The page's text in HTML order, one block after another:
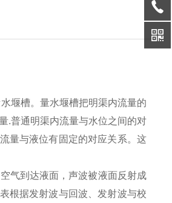
堰槽。量水堰槽把明渠内流量的
.普通明渠内流量与水位之间的对
量与液位有固定的对应关系。这
气到达液面，声波被液面反射成
根据发射波与回波、发射波与校